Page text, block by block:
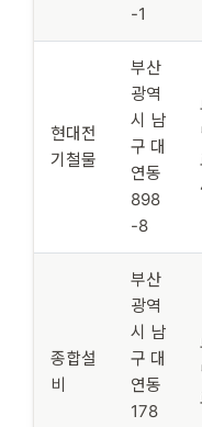
-1
현대전
기철물
부산
광역
시 남
구 대
연동
898
-8
종합설
비
부산
광역
시 남
구 대
연동
178